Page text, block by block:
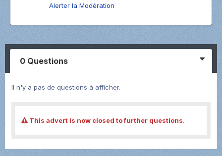
Alerter la Modération
0 Questions
Il n'y a pas de questions à afficher.
This advert is now closed to further questions.